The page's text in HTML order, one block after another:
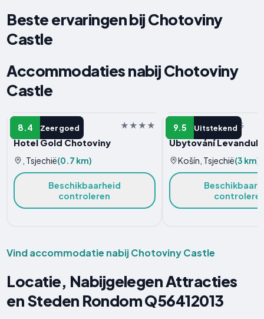
Beste ervaringen bij Chotoviny
Castle
Accommodaties nabij Chotoviny
Castle
8.4 Zeer goed
HOTEL
Hotel Gold Chotoviny
, Tsjechië(0.7 km)
Beschikbaarheid
controleren
9.5 Uitstekend
VAKANTIEWONING
Ubytování Levandule
Košín, Tsjechië(3 km)
Vind accommodatie nabij Chotoviny Castle
Locatie, Nabijgelegen Attracties
en Steden Rondom Q56412013